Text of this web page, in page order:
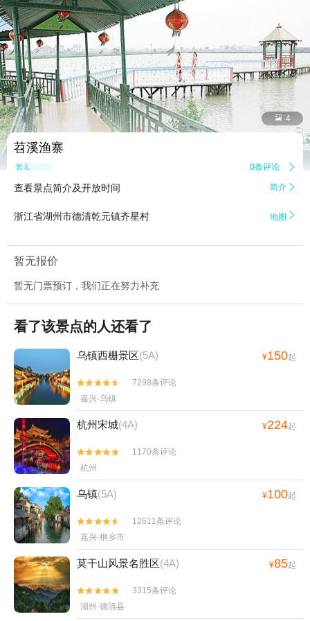
 4
苕溪渔寨
暂无点评 0条评论 
查看景点简介及开放时间 简介 
浙江省湖州市德清乾元镇齐星村 地图 
暂无报价
暂无门票预订，我们正在努力补充
看了该景点的人还看了
乌镇西栅景区(5A) ¥150起


7298条评论
嘉兴·乌镇
杭州宋城(4A) ¥224起


1170条评论
杭州
乌镇(5A) ¥100起


12611条评论
嘉兴·桐乡市
莫干山风景名胜区(4A) ¥85起


3315条评论
湖州·德清县
